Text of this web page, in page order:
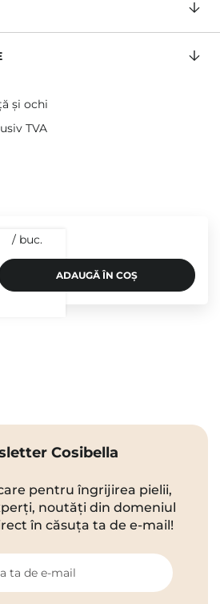
/ buc.
ADAUGĂ ÎN COȘ
și ochi
TVA
Cosibella
pentru îngrijirea pielii,
noutăți din domeniul
în căsuța ta de e-mail!
ta de e-mail